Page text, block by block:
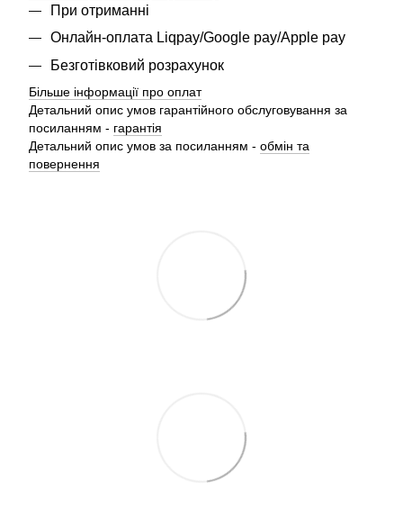
При отриманні
Онлайн-оплата Liqpay/Google pay/Apple pay
Безготівковий розрахунок
Більше інформації про оплат
Детальний опис умов гарантійного обслуговування за
посиланням - гарантія
Детальний опис умов за посиланням - обмін та
повернення